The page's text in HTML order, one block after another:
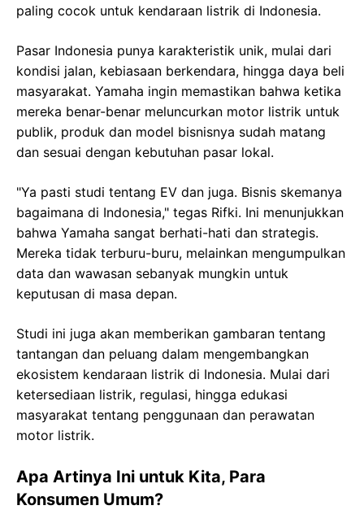
paling cocok untuk kendaraan listrik di Indonesia.
Pasar Indonesia punya karakteristik unik, mulai dari
kondisi jalan, kebiasaan berkendara, hingga daya beli
masyarakat. Yamaha ingin memastikan bahwa ketika
mereka benar-benar meluncurkan motor listrik untuk
publik, produk dan model bisnisnya sudah matang
dan sesuai dengan kebutuhan pasar lokal.
"Ya pasti studi tentang EV dan juga. Bisnis skemanya
bagaimana di Indonesia," tegas Rifki. Ini menunjukkan
bahwa Yamaha sangat berhati-hati dan strategis.
Mereka tidak terburu-buru, melainkan mengumpulkan
data dan wawasan sebanyak mungkin untuk
keputusan di masa depan.
Studi ini juga akan memberikan gambaran tentang
tantangan dan peluang dalam mengembangkan
ekosistem kendaraan listrik di Indonesia. Mulai dari
ketersediaan listrik, regulasi, hingga edukasi
masyarakat tentang penggunaan dan perawatan
motor listrik.
Apa Artinya Ini untuk Kita, Para
Konsumen Umum?